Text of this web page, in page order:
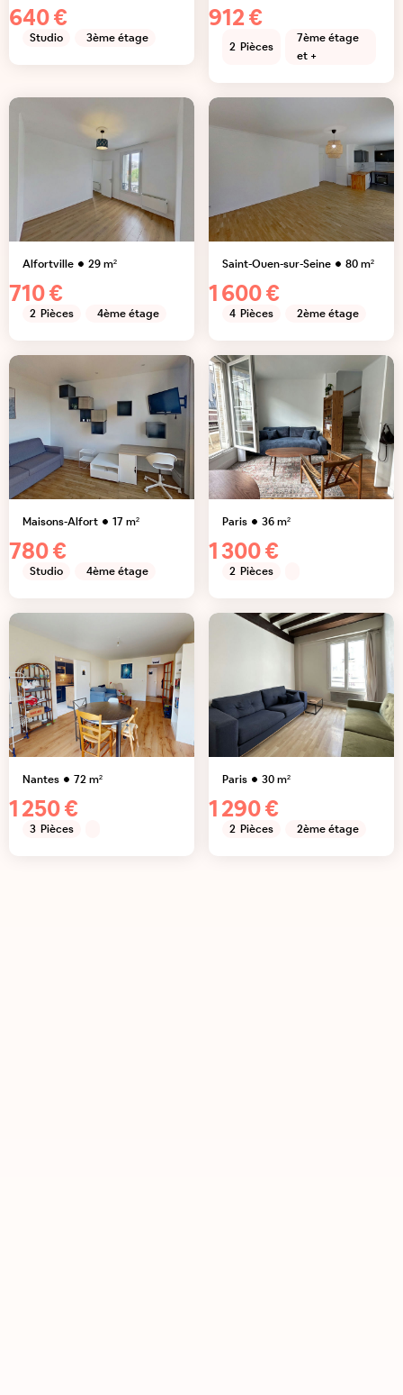
640 €
Studio 3ème étage
912 €
2 Pièces
7ème étage
et +
Alfortville 29m²
710 €
2 Pièces 4ème étage
Saint-Ouen-sur-Seine 80m²
1 600 €
4 Pièces 2ème étage
Maisons-Alfort 17m²
780 €
Studio 4ème étage
Paris 36m²
1 300 €
2 Pièces
Nantes 72m²
1 250 €
3 Pièces
Paris 30m²
1 290 €
2 Pièces 2ème étage